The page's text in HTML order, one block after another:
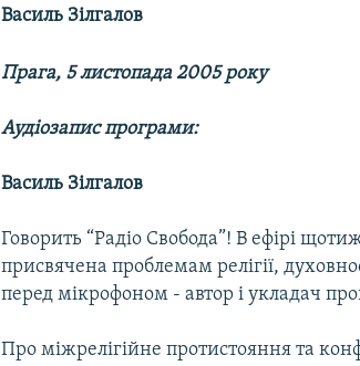
Василь Зілгалов
Прага, 5 листопада 2005 року
Аудіозапис програми:
Василь Зілгалов
Говорить “Радіо Свобода”! В ефірі
присвячена проблемам релігії,
перед мікрофоном - автор і укладач
Про міжрелігійне протистояння та